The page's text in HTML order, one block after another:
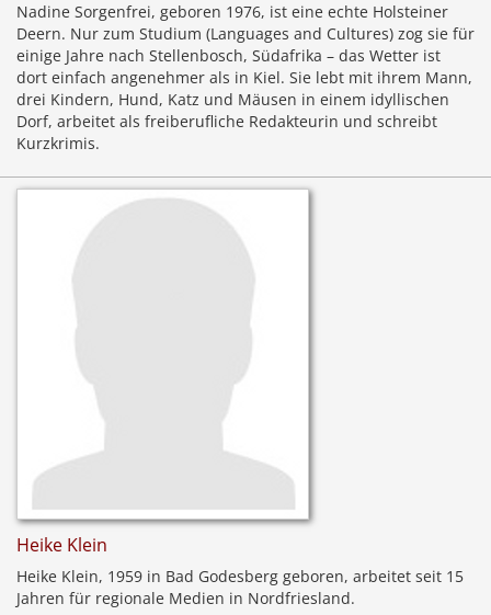
Nadine Sorgenfrei, geboren 1976, ist eine echte Holsteiner
Deern. Nur zum Studium (Languages and Cultures) zog sie für
einige Jahre nach Stellenbosch, Südafrika – das Wetter ist
dort einfach angenehmer als in Kiel. Sie lebt mit ihrem Mann,
drei Kindern, Hund, Katz und Mäusen in einem idyllischen
Dorf, arbeitet als freiberufliche Redakteurin und schreibt
Kurzkrimis.
Heike Klein
Heike Klein, 1959 in Bad Godesberg geboren, arbeitet seit 15
Jahren für regionale Medien in Nordfriesland.